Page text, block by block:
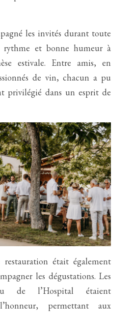
les invités durant toute
rythme et bonne humeur à
estivale. Entre amis, en
de vin, chacun a pu
privilégié dans un esprit de
était également
les dégustations. Les
de l’Hospital étaient
permettant aux